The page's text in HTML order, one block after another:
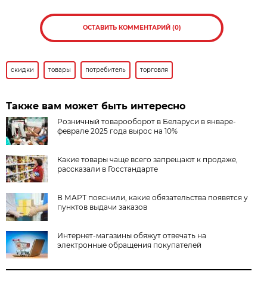
ОСТАВИТЬ КОММЕНТАРИЙ (0)
скидки товары потребитель торговля
Также вам может быть интересно
Розничный товарооборот в Беларуси в январе-
феврале 2025 года вырос на 10%
Какие товары чаще всего запрещают к продаже,
рассказали в Госстандарте
В МАРТ пояснили, какие обязательства появятся у
пунктов выдачи заказов
Интернет-магазины обяжут отвечать на
электронные обращения покупателей